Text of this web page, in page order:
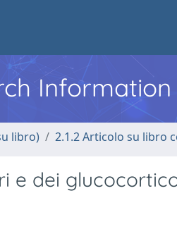
libro) 2.1.2 Articolo su libro
e dei